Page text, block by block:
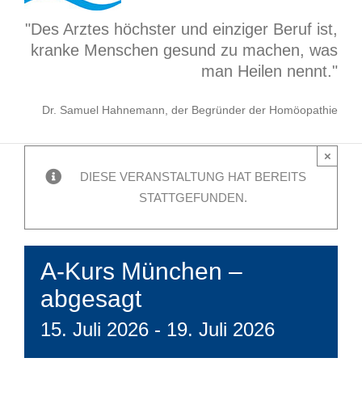
"Des Arztes höchster und einziger Beruf ist,
kranke Menschen gesund zu machen, was
man Heilen nennt."
Dr. Samuel Hahnemann, der Begründer der Homöopathie
DIESE VERANSTALTUNG HAT BEREITS
STATTGEFUNDEN.
×
A-Kurs München –
abgesagt
15. Juli 2026 - 19. Juli 2026